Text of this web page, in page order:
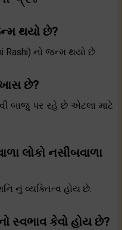
થયો છે?
Rashi) નો જન્મ થયો છે.
છે?
બાજુ પર રહે છે એટલા માટે
લોકો નસીબવાળા
નું વ્યક્તિત્વ હોય છે.
સ્વભાવ કેવો હોય છે?